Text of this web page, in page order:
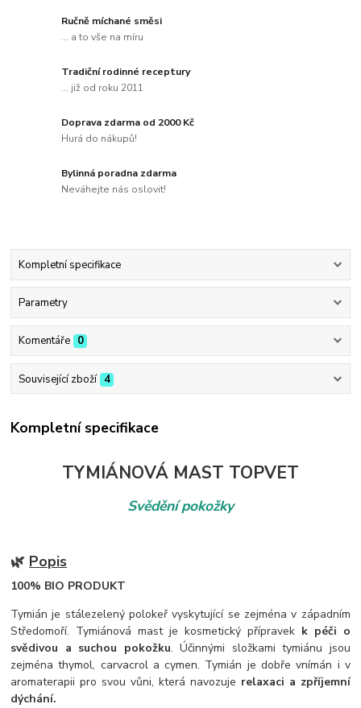
Ručně míchané směsi
... a to vše na míru
Tradiční rodinné receptury
... již od roku 2011
Doprava zdarma od 2000 Kč
Hurá do nákupů!
Bylinná poradna zdarma
Neváhejte nás oslovit!
Kompletní specifikace
Parametry
Komentáře 0
Související zboží 4
Kompletní specifikace
TYMIÁNOVÁ MAST TOPVET
Svědění pokožky
🌿 Popis
100% BIO PRODUKT
Tymián je stálezelený polokeř vyskytující se zejména v západním
Středomoří. Tymiánová mast je kosmetický přípravek k péči o
svědivou a suchou pokožku. Účinnými složkami tymiánu jsou
zejména thymol, carvacrol a cymen. Tymián je dobře vnímán i v
aromaterapii pro svou vůni, která navozuje relaxaci a zpříjemní
dýchání.